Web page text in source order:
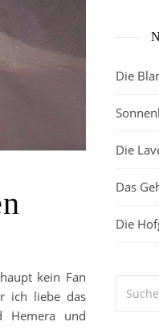
kein Fan
ich liebe das
Hemera und
Die
Die
Das
Die